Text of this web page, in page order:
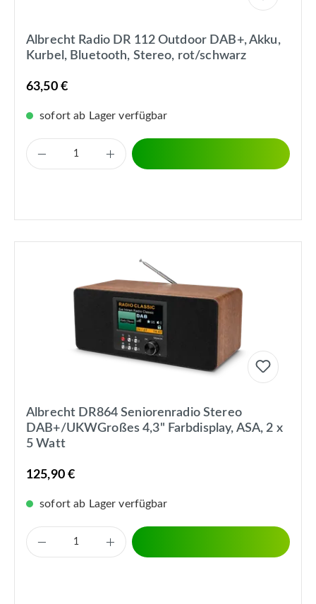
Albrecht Radio DR 112 Outdoor DAB+, Akku,
Kurbel, Bluetooth, Stereo, rot/schwarz
63,50 €
sofort ab Lager verfügbar
Albrecht DR864 Seniorenradio Stereo
DAB+/UKWGroßes 4,3" Farbdisplay, ASA, 2 x
5 Watt
125,90 €
sofort ab Lager verfügbar